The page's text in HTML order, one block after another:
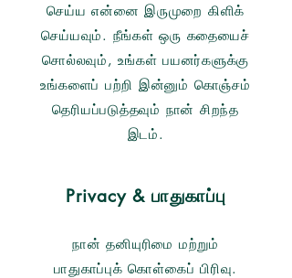
செய்ய என்னை இருமுறை கிளிக்
செய்யவும். நீங்கள் ஒரு கதையைச்
சொல்லவும், உங்கள் பயனர்களுக்கு
உங்களைப் பற்றி இன்னும் கொஞ்சம்
தெரியப்படுத்தவும் நான் சிறந்த
இடம்.
Privacy & பாதுகாப்பு
நான் தனியுரிமை மற்றும்
பாதுகாப்புக் கொள்கைப் பிரிவு.